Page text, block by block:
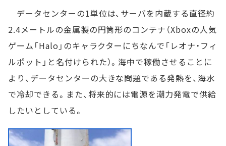
データセンターの1単位は、サーバを内蔵する直径約
2.4メートルの金属製の円筒形のコンテナ（Xboxの人気
ゲーム「Halo」のキャラクターにちなんで「レオナ・フィ
ルポット」と名付けられた）。海中で稼働させることに
より、データセンターの大きな問題である発熱を、海水
で冷却できる。また、将来的には電源を潮力発電で供給
したいとしている。